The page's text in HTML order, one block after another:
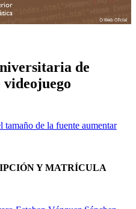
de
tamaño de la fuente aumentar
Y MATRÍCULA